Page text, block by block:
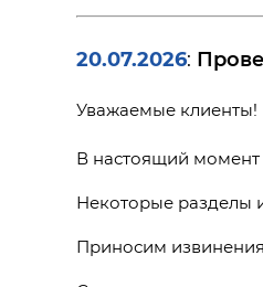
20.07.2026:
Уважаемые клиенты!
В настоящий момент
Некоторые разделы
Приносим